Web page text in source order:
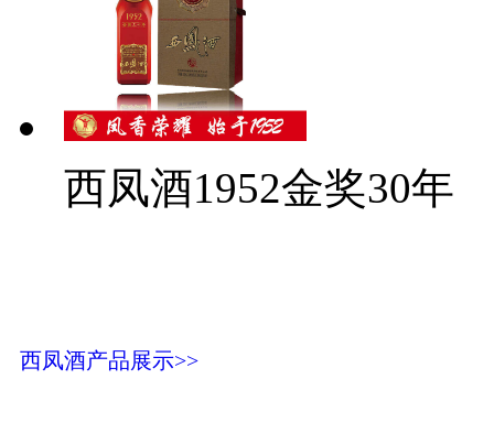
西凤酒1952金奖30年
西凤酒产品展示>>